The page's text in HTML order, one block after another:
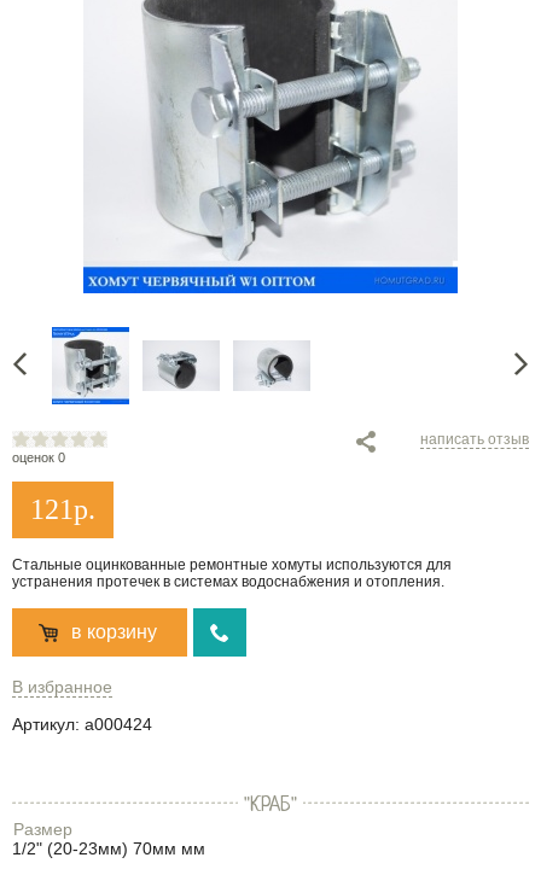
оценок 0
написать отзыв
121р.
Стальные оцинкованные ремонтные хомуты используются для
устранения протечек в системах водоснабжения и отопления.
в корзину
В избранное
Артикул: a000424
"КРАБ"
Размер
1/2" (20-23мм) 70мм мм